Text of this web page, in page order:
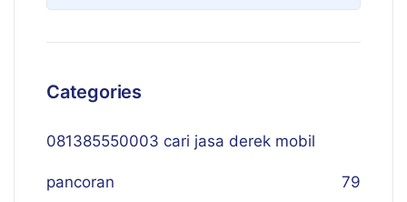
Categories
081385550003 cari jasa derek mobil
pancoran 79